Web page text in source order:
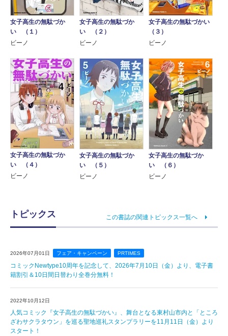
女子高生の無駄づか
い （１）
ビーノ
女子高生の無駄づか
い （２）
ビーノ
女子高生の無駄づかい
（３）
ビーノ
女子高生の無駄づか
い （４）
ビーノ
女子高生の無駄づか
い （５）
ビーノ
女子高生の無駄づか
い （６）
ビーノ
トピックス この書誌の関連トピックス一覧へ
2026年07月01日 フェア・キャンペーン PRTIMES
コミックNewtype10周年を記念して、2026年7月10日（金）より、電子書
籍割引＆10日間日替わり全巻分無料！
2022年10月12日
人気コミック『女子高生の無駄づかい』、舞台となる東村山市内と「ところ
ざわサクラタウン」を巡る聖地巡礼スタンプラリーを11月11日（金）より
スタート！